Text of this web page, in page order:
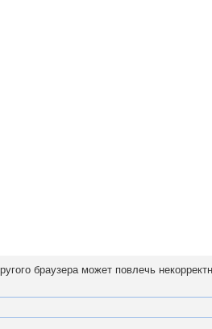
браузера может повлечь